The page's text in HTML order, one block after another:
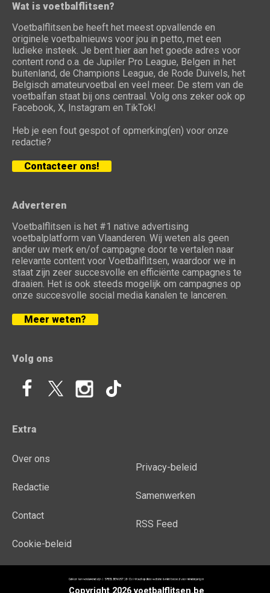
Wat is voetbalflitsen?
Voetbalflitsen.be heeft het meest opvallende en
originele voetbalnieuws voor jou in petto, met een
ludieke insteek. Je bent hier aan het goede adres voor
content rond o.a. de Jupiler Pro League, Belgen in het
buitenland, de Champions League, de Rode Duivels, het
Belgisch amateurvoetbal en veel meer. De stem van de
voetbalfan staat bij ons centraal. Volg ons zeker ook op
Facebook, X, Instagram en TikTok!
Heb je een fout gespot of opmerking(en) voor onze
redactie?
Contacteer ons!
Adverteren
Voetbalflitsen is het #1 native advertising
voetbalplatform van Vlaanderen. Wij weten als geen
ander uw merk en/of campagne door te vertalen naar
relevante content voor Voetbalflitsen, waardoor we in
staat zijn zeer succesvolle en efficiënte campagnes te
draaien. Het is ook steeds mogelijk om campagnes op
onze succesvolle social media kanalen te lanceren.
Meer weten?
Volg ons
Extra
Over ons
Redactie
Contact
Cookie-beleid
Privacy-beleid
Samenwerken
RSS Feed
Copyright 2026 voetbalflitsen.be